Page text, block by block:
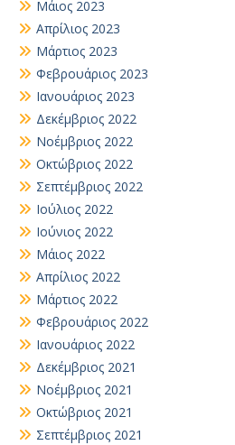
Μάιος 2023
Απρίλιος 2023
Μάρτιος 2023
Φεβρουάριος 2023
Ιανουάριος 2023
Δεκέμβριος 2022
Νοέμβριος 2022
Οκτώβριος 2022
Σεπτέμβριος 2022
Ιούλιος 2022
Ιούνιος 2022
Μάιος 2022
Απρίλιος 2022
Μάρτιος 2022
Φεβρουάριος 2022
Ιανουάριος 2022
Δεκέμβριος 2021
Νοέμβριος 2021
Οκτώβριος 2021
Σεπτέμβριος 2021